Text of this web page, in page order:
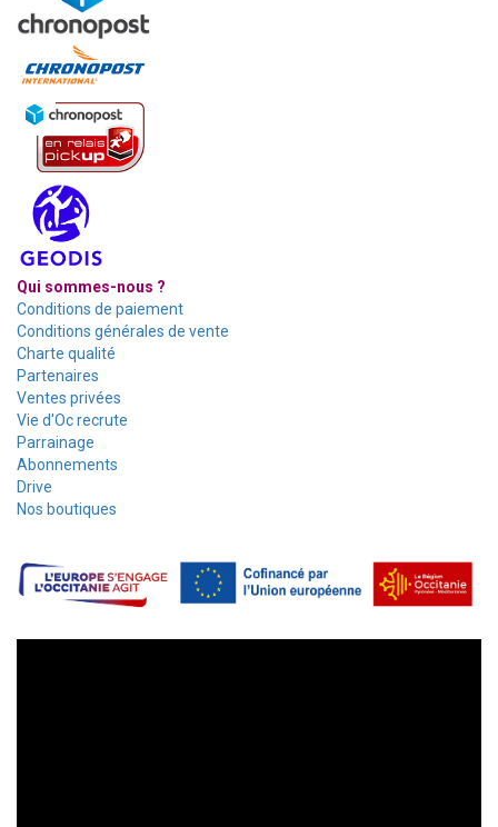
Qui sommes-nous ?
Conditions de paiement
Conditions générales de vente
Charte qualité
Partenaires
Ventes privées
Vie d'Oc recrute
Parrainage
Abonnements
Drive
Nos boutiques